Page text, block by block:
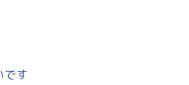
です